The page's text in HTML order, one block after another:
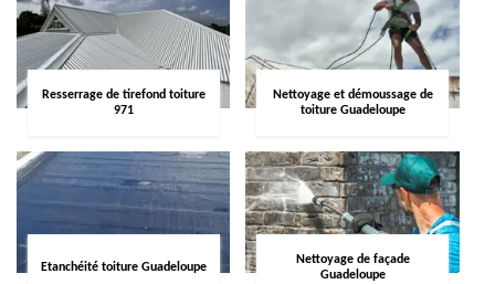
Resserrage de tirefond toiture
971
Nettoyage et démoussage de
toiture Guadeloupe
Etanchéité toiture Guadeloupe
Nettoyage de façade
Guadeloupe